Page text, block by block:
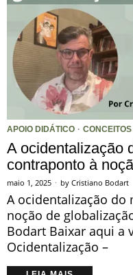
APOIO DIDÁTICO ·
A ocidentalização
contraponto à
maio 1, 2025 by Cristiano Bodart
A ocidentalização
noção de
Bodart Baixar aqui a
Ocidentalização –